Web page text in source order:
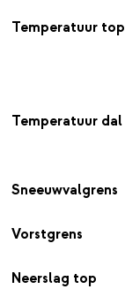
Temperatuur top
Temperatuur dal
Sneeuwvalgrens
Vorstgrens
Neerslag top